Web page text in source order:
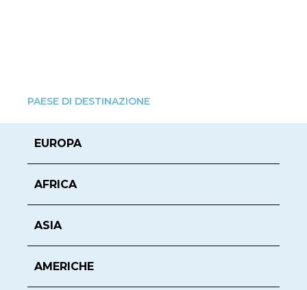
PAESE DI DESTINAZIONE
EUROPA
AFRICA
ASIA
AMERICHE